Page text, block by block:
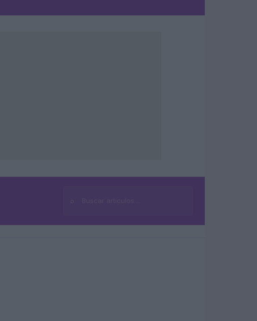
⌕Buscar